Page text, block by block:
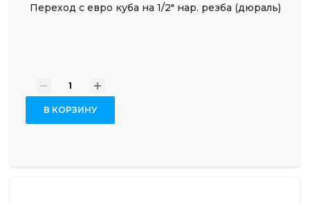
Переход с евро куба на 1/2" нар. резба (дюраль)
- +
В КОРЗИНУ